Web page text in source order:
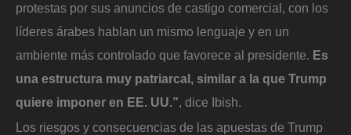
protestas por sus anuncios de castigo comercial, con los
líderes árabes hablan un mismo lenguaje y en un
ambiente más controlado que favorece al presidente. Es
una estructura muy patriarcal, similar a la que Trump
quiere imponer en EE. UU.”, dice Ibish.
Los riesgos y consecuencias de las apuestas de Trump